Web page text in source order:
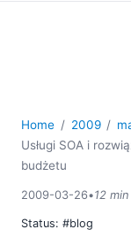
Home 2009
Usługi SOA i
budżetu
2009-03-26•12
Status: #blog